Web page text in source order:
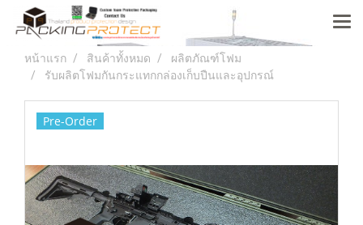
หน้าแรก สินค้าทั้งหมด
ผลิตภัณฑ์โฟม
รับผลิตโฟมกันกระแทกกล่องเก็บปืนและอุปกรณ์
Pre-Order